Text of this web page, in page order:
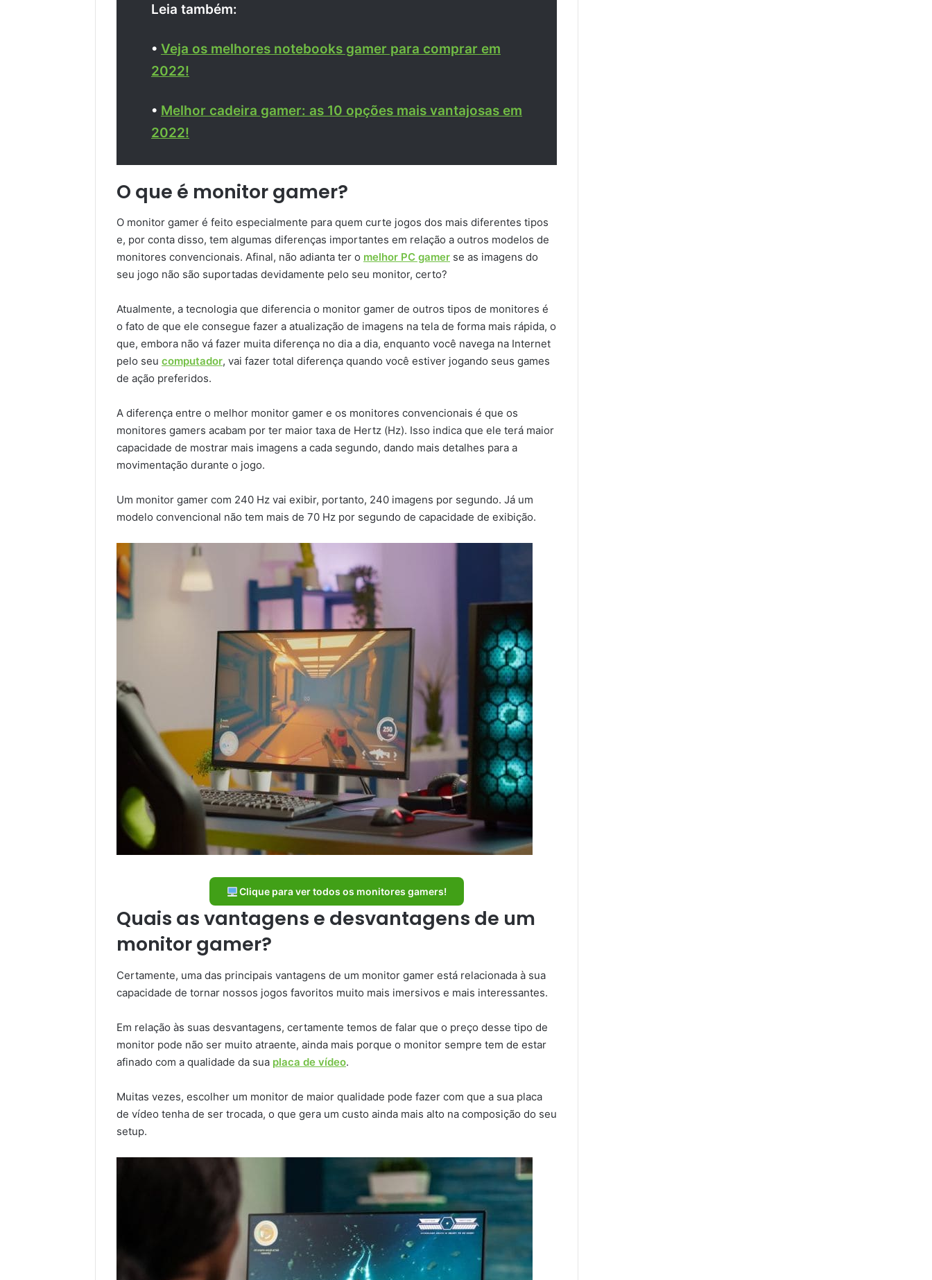
Leia também:
• Veja os melhores notebooks gamer para comprar em
2022!
• Melhor cadeira gamer: as 10 opções mais vantajosas em
2022!
O que é monitor gamer?
O monitor gamer é feito especialmente para quem curte jogos dos mais diferentes tipos
e, por conta disso, tem algumas diferenças importantes em relação a outros modelos de
monitores convencionais. Afinal, não adianta ter o melhor PC gamer se as imagens do
seu jogo não são suportadas devidamente pelo seu monitor, certo?
Atualmente, a tecnologia que diferencia o monitor gamer de outros tipos de monitores é
o fato de que ele consegue fazer a atualização de imagens na tela de forma mais rápida, o
que, embora não vá fazer muita diferença no dia a dia, enquanto você navega na Internet
pelo seu computador, vai fazer total diferença quando você estiver jogando seus games
de ação preferidos.
A diferença entre o melhor monitor gamer e os monitores convencionais é que os
monitores gamers acabam por ter maior taxa de Hertz (Hz). Isso indica que ele terá maior
capacidade de mostrar mais imagens a cada segundo, dando mais detalhes para a
movimentação durante o jogo.
Um monitor gamer com 240 Hz vai exibir, portanto, 240 imagens por segundo. Já um
modelo convencional não tem mais de 70 Hz por segundo de capacidade de exibição.
Clique para ver todos os monitores gamers!
Quais as vantagens e desvantagens de um
monitor gamer?
Certamente, uma das principais vantagens de um monitor gamer está relacionada à sua
capacidade de tornar nossos jogos favoritos muito mais imersivos e mais interessantes.
Em relação às suas desvantagens, certamente temos de falar que o preço desse tipo de
monitor pode não ser muito atraente, ainda mais porque o monitor sempre tem de estar
afinado com a qualidade da sua placa de vídeo.
Muitas vezes, escolher um monitor de maior qualidade pode fazer com que a sua placa
de vídeo tenha de ser trocada, o que gera um custo ainda mais alto na composição do seu
setup.